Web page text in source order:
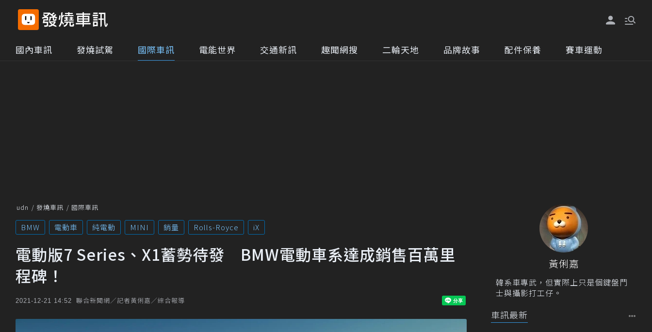
國內車訊 發燒試駕 國際車訊 電能世界 交通新訊 趣聞網搜 二輪天地 品牌故事 配件保養 賽車運動
udn 發燒車訊 國際車訊
BMW 電動車 純電動 MINI 銷量 Rolls-Royce iX
電動版7 Series、X1蓄勢待發 BMW電動車系達成銷售百萬里
程碑！
2021-12-21 14:52 聯合新聞網／記者黃俐嘉／綜合報導
黃俐嘉
韓系車專武，但實際上只是個鍵盤鬥
士與攝影打工仔。
車訊最新